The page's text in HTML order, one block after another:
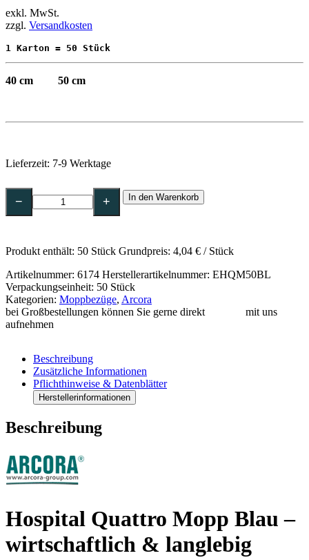
exkl. MwSt.
zzgl. Versandkosten
1 Karton = 50 Stück
40 cm 50 cm
Lieferzeit: 7-9 Werktage
ARCORA
Hospital
Quattro
50
–
EHQM50BL
Menge
− + In den Warenkorb
Produkt enthält: 50 Stück Grundpreis: 4,04 € / Stück
Artikelnummer: 6174 Herstellerartikelnummer: EHQM50BL
Verpackungseinheit: 50 Stück
Kategorien: Moppbezüge, Arcora
bei Großbestellungen können Sie gerne direkt
mit uns
aufnehmen
Beschreibung
Zusätzliche Informationen
Pflichthinweise & Datenblätter
Herstellerinformationen
Beschreibung
Hospital Quattro Mopp Blau –
wirtschaftlich & langlebig